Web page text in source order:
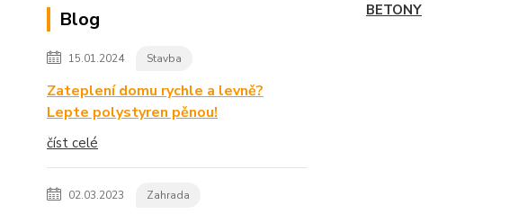
Blog
15.01.2024 Stavba
Zateplení domu rychle a levně?
Lepte polystyren pěnou!
číst celé
02.03.2023 Zahrada
BETONY